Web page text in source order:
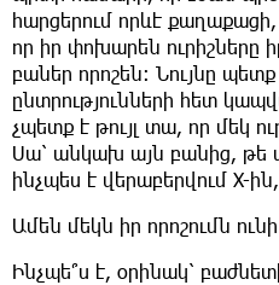
հարցերում որևէ
որ իր փոխարեն ուրիշները
բաներ որոշեն: Նույնը
ընտրությունների հետ
չպետք է թույլ տա, որ մեկ
Սա՝ անկախ այն բանից, թե
ինչպես է վերաբերվում X-
Ամեն մեկն իր որոշումն
Ինչպե՞ս է, օրինակ՝